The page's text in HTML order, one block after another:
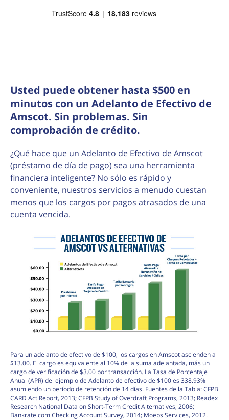
Usted puede obtener hasta $500 en
minutos con un Adelanto de Efectivo de
Amscot. Sin problemas. Sin
comprobación de crédito.
¿Qué hace que un Adelanto de Efectivo de Amscot
(préstamo de día de pago) sea una herramienta
financiera inteligente? No sólo es rápido y
conveniente, nuestros servicios a menudo cuestan
menos que los cargos por pagos atrasados de una
cuenta vencida.
Para un adelanto de efectivo de $100, los cargos en Amscot ascienden a
$13.00. El cargo es equivalente al 10% de la suma adelantada, más un
cargo de verificación de $3.00 por transacción. La Tasa de Porcentaje
Anual (APR) del ejemplo de Adelanto de efectivo de $100 es 338.93%
asumiendo un período de retención de 14 días. Fuentes de la Tabla: CFPB
CARD Act Report, 2013; CFPB Study of Overdraft Programs, 2013; Readex
Research National Data on Short-Term Credit Alternatives, 2006;
Bankrate.com Checking Account Survey, 2014; Moebs Services, 2012.